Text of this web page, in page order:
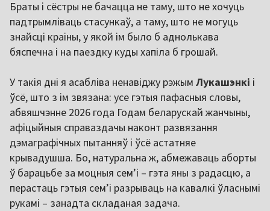
Браты і сёстры не бачацца не таму, што не хочуць
падтрымліваць стасункаў, а таму, што не могуць
знайсці краіны, у якой ім было б аднолькава
бяспечна і на паездку куды хапіла б грошай.
У такія дні я асабліва ненавіджу рэжым Лукашэнкі і
ўсё, што з ім звязана: усе гэтыя пафасныя словы,
абвяшчэнне 2026 года Годам беларускай жанчыны,
афіцыйныя справаздачы наконт развязання
дэмаграфічных пытанняў і ўсё астатняе
крывадушша. Бо, натуральна ж, абмежаваць аборты
ў барацьбе за моцныя сем’і – гэта яны з радасцю, а
перастаць гэтыя сем’і разрываць на кавалкі ўласнымі
рукамі – занадта складаная задача.